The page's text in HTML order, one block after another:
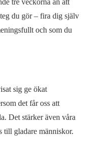
tre veckorna än att
du gör – fira dig själv
och som du
sig ge ökat
det får oss att
Det stärker även våra
till gladare människor.